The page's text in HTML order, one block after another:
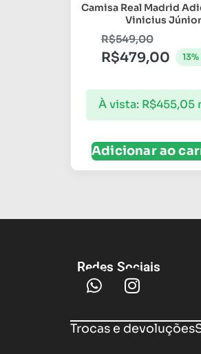
Camisa Real Madrid
Vinicius Júnior
R$549,00
R$479,00
À vista: R$455,05
Adicionar ao
Redes Sociais
Trocas e devoluções